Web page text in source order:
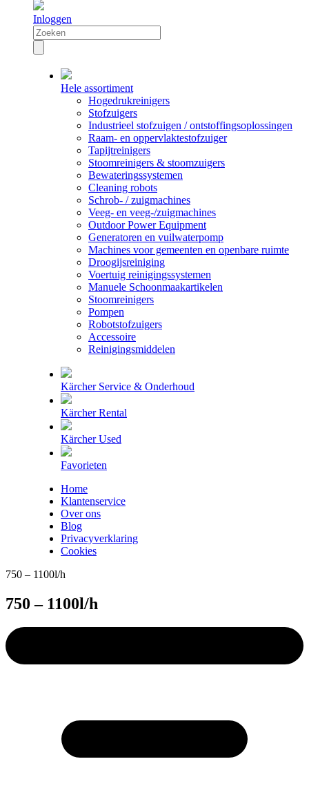
Inloggen
Hele assortiment
Hogedrukreinigers
Stofzuigers
Industrieel stofzuigen / ontstoffingsoplossingen
Raam- en oppervlaktestofzuiger
Tapijtreinigers
Stoomreinigers & stoomzuigers
Bewateringssystemen
Cleaning robots
Schrob- / zuigmachines
Veeg- en veeg-/zuigmachines
Outdoor Power Equipment
Generatoren en vuilwaterpomp
Machines voor gemeenten en openbare ruimte
Droogijsreiniging
Voertuig reinigingssystemen
Manuele Schoonmaakartikelen
Stoomreinigers
Pompen
Robotstofzuigers
Accessoire
Reinigingsmiddelen
Kärcher Service & Onderhoud
Kärcher Rental
Kärcher Used
Favorieten
Home
Klantenservice
Over ons
Blog
Privacyverklaring
Cookies
750 – 1100l/h
750 – 1100l/h